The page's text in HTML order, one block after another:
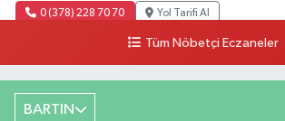
0 (378) 228 70 70 Yol Tarifi Al
Tüm Nöbetçi Eczaneler
BARTIN